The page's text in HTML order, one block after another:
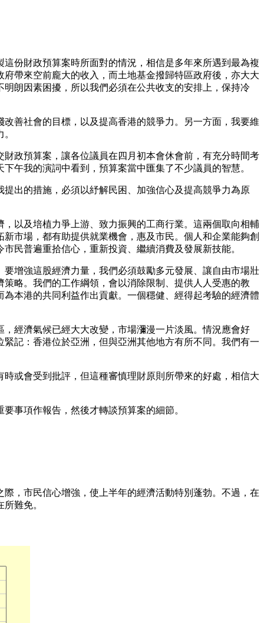
份財政預算案時所面對的情況，相信是多年來所遇到最為複
帶來空前龐大的收入，而土地基金撥歸特區政府後，亦大大
朗因素困擾，所以我們必須在公共收支的安排上，保持冷
善社會的目標，以及提高香港的競爭力。另一方面，我要維
政預算案，讓各位議員在四月初本會休會前，有充分時間考
午我的演詞中看到，預算案當中匯集了不少議員的智慧。
出的措施，必須以紓解民困、加強信心及提高競爭力為原
以及培植力爭上游、致力振興的工商行業。這兩個取向相輔
市場，都有助提供就業機會，惠及市民。個人和企業能夠創
民普遍重拾信心，重新投資、繼續消費及發展新技能。
增強這股經濟力量，我們必須鼓勵多元發展、讓自由市場壯
略。我們的工作綱領，會以消除限制、提供人人受惠的教
本港的共同利益作出貢獻。一個穩健、經得起考驗的經濟體
經濟氣候已經大大改變，市場瀰漫一片淡風。情況應會好
記：香港位於亞洲，但與亞洲其他地方有所不同。我們有一
或會受到批評，但這種審慎理財原則所帶來的好處，相信大
事項作報告，然後才轉談預算案的細節。
，市民信心增強，使上半年的經濟活動特別蓬勃。不過，在
難免。